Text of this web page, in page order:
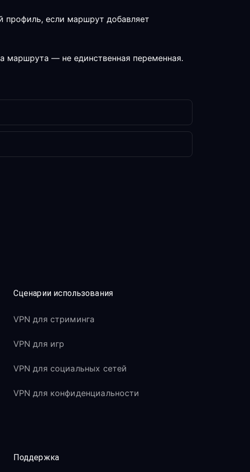
профиль, если маршрут добавляет
маршрута — не единственная переменная.
Сценарии использования
VPN для стриминга
VPN для игр
VPN для социальных сетей
VPN для конфиденциальности
Поддержка